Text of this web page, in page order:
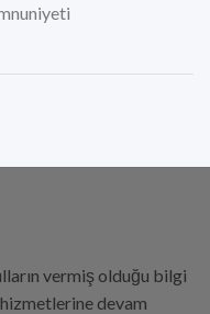
vermiş olduğu bilgi
devam